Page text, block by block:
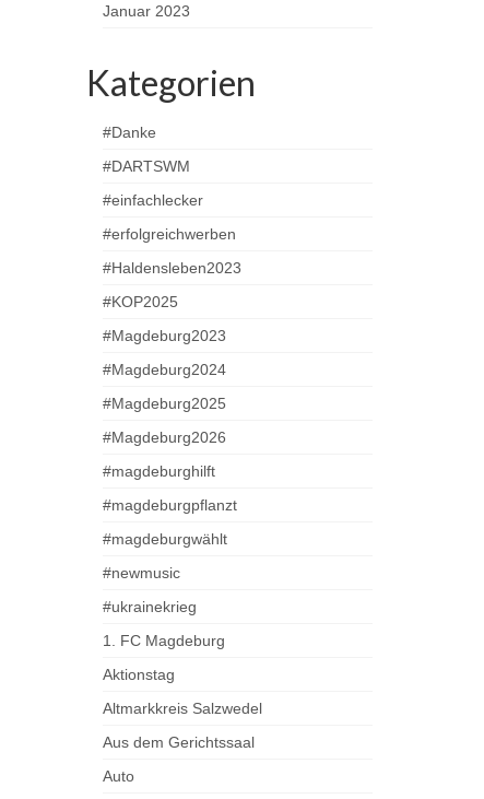
Januar 2023
Kategorien
#Danke
#DARTSWM
#einfachlecker
#erfolgreichwerben
#Haldensleben2023
#KOP2025
#Magdeburg2023
#Magdeburg2024
#Magdeburg2025
#Magdeburg2026
#magdeburghilft
#magdeburgpflanzt
#magdeburgwählt
#newmusic
#ukrainekrieg
1. FC Magdeburg
Aktionstag
Altmarkkreis Salzwedel
Aus dem Gerichtssaal
Auto